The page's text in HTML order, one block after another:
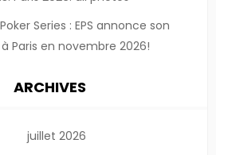
Series : EPS annonce son
Paris en novembre 2026!
ARCHIVES
juillet 2026